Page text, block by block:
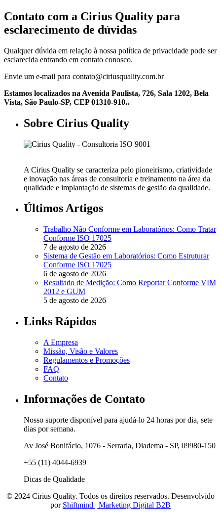
Contato com a Cirius Quality para
esclarecimento de dúvidas
Qualquer dúvida em relação à nossa política de privacidade pode ser
esclarecida entrando em contato conosco.
Envie um e-mail para contato@ciriusquality.com.br
Estamos localizados na Avenida Paulista, 726, Sala 1202, Bela
Vista, São Paulo-SP, CEP 01310-910..
Sobre Cirius Quality
A Cirius Quality se caracteriza pelo pioneirismo, criatividade
e inovação nas áreas de consultoria e treinamento na área da
qualidade e implantação de sistemas de gestão da qualidade.
Últimos Artigos
Trabalho Não Conforme em Laboratórios: Como Tratar
Conforme ISO 17025
7 de agosto de 2026
Sistema de Gestão em Laboratórios: Como Estruturar
Conforme ISO 17025
6 de agosto de 2026
Resultado de Medição: Como Reportar Conforme VIM
2012 e GUM
5 de agosto de 2026
Links Rápidos
A Empresa
Missão, Visão e Valores
Regulamentos e Promoções
FAQ
Contato
Informações de Contato
Nosso suporte disponível para ajudá-lo 24 horas por dia, sete
dias por semana.
Av José Bonifácio, 1076 - Serraria, Diadema - SP, 09980-150
+55 (11) 4044-6939
Dicas de Qualidade
© 2024 Cirius Quality. Todos os direitos reservados. Desenvolvido
por Shiftmind | Marketing Digital B2B